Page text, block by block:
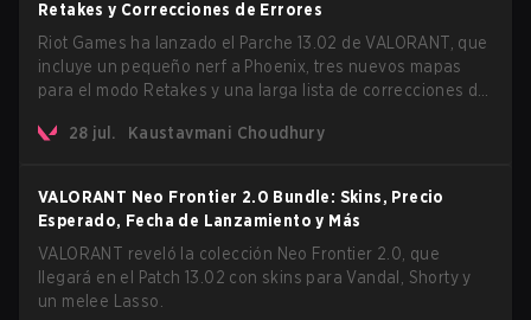
Retakes y Correcciones de Errores
Riot Games ha lanzado el Parche 13.02 de VALORANT, que
incluye un pequeño nerf a Phoenix, tres nuevos mapas
para el modo Retakes y una larga lista de correcciones de
confirma un retraso para el muy esperado modo AROS:
28 jul. Kaustavmani Choudhury
VALORANT Neo Frontier 2.0 Bundle: Skins, Precio
Esperado, Fecha de Lanzamiento y Más
VALORANT reveló la colección Neo Frontier 2.0, que
llegará en el Patch 13.02 con skins para Vandal, Shorty y
un melee Lasso.